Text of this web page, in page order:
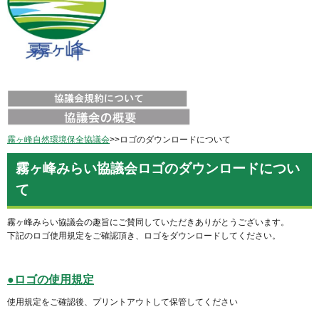
霧ヶ峰自然環境保全協議会>>ロゴのダウンロードについて
霧ヶ峰みらい協議会ロゴのダウンロードについ
て
霧ヶ峰みらい協議会の趣旨にご賛同していただきありがとうございます。
下記のロゴ使用規定をご確認頂き、ロゴをダウンロードしてください。
●ロゴの使用規定
使用規定をご確認後、プリントアウトして保管してください